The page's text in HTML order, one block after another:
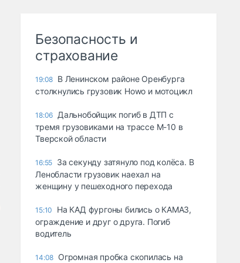
Безопасность и
страхование
19:08 В Ленинском районе Оренбурга
столкнулись грузовик Howo и мотоцикл
18:06 Дальнобойщик погиб в ДТП с
тремя грузовиками на трассе М-10 в
Тверской области
16:55 За секунду затянуло под колёса. В
Ленобласти грузовик наехал на
женщину у пешеходного перехода
15:10
На КАД фургоны бились о КАМАЗ,
ограждение и друг о друга. Погиб
водитель
14:08 Огромная пробка скопилась на